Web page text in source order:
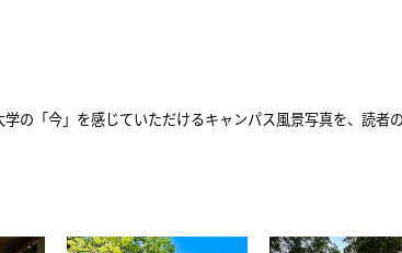
の「今」を感じていただけるキャンパス風景写真を、読者